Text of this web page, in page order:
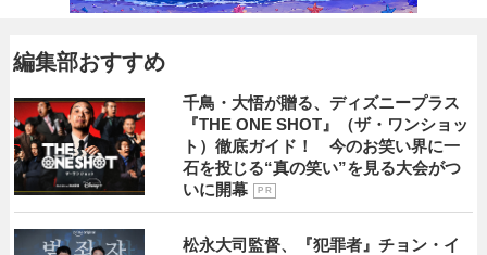
編集部おすすめ
千鳥・大悟が贈る、ディズニープラス
『THE ONE SHOT』（ザ・ワンショッ
ト）徹底ガイド！ 今のお笑い界に一
石を投じる“真の笑い”を見る大会がつ
いに開幕
P R
松永大司監督、『犯罪者』チョン・イ